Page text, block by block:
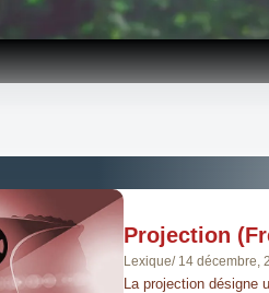
Projection
Lexique/ 14 décembre,
La projection désigne